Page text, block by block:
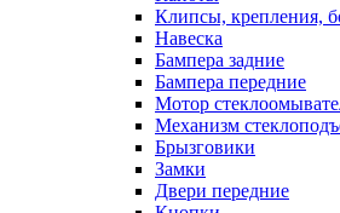
Клипсы, крепления,
Навеска
Бампера задние
Бампера передние
Мотор
Механизм
Брызговики
Замки
Двери передние